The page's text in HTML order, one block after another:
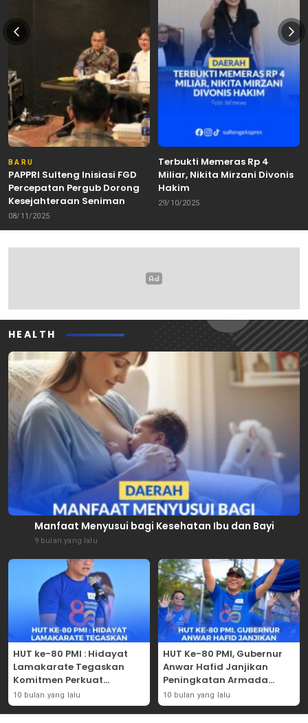
BARU
PAPPRI Sulteng Inisiasi FGD
Percepatan Pergub Dorong
Kesejahteraan Seniman
08/11/2025
Terbukti Memeras Rp 4
Miliar, Nikita Mirzani Divonis
Hakim
29/10/2025
HEALTH
Manfaat Menyusui bagi Kesehatan Ibu dan Bayi
9 bulan yang lalu
HUT ke-80 PMI : Hidayat
Lamakarate Tegaskan
Komitmen Perkuat
Solidaritas Kemanusiaan
10 bulan yang lalu
HUT Ke-80 PMI, Gubernur
Anwar Hafid Janjikan
Peningkatan Armada
Mobil Donor Darah
10 bulan yang lalu